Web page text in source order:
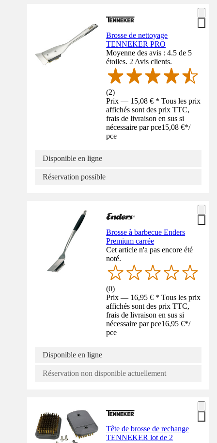
Brosse de nettoyage
TENNEKER PRO
Moyenne des avis : 4.5 de 5
étoiles. 2 Avis clients.
(2)
Prix — 15,08 € * Tous les prix
affichés sont des prix TTC,
frais de livraison en sus si
nécessaire par pce15,08 €*/
pce
Disponible en ligne
Réservation possible
Brosse à barbecue Enders
Premium carrée
Cet article n'a pas encore été
noté.
(0)
Prix — 16,95 € * Tous les prix
affichés sont des prix TTC,
frais de livraison en sus si
nécessaire par pce16,95 €*/
pce
Disponible en ligne
Réservation non disponible actuellement
Tête de brosse de rechange
TENNEKER lot de 2